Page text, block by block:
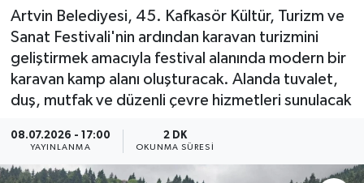
Artvin Belediyesi, 45. Kafkasör Kültür, Turizm ve
Sanat Festivali'nin ardından karavan turizmini
geliştirmek amacıyla festival alanında modern bir
karavan kamp alanı oluşturacak. Alanda tuvalet,
duş, mutfak ve düzenli çevre hizmetleri sunulacak
08.07.2026 - 17:00
YAYINLANMA
2 DK
OKUNMA SÜRESI